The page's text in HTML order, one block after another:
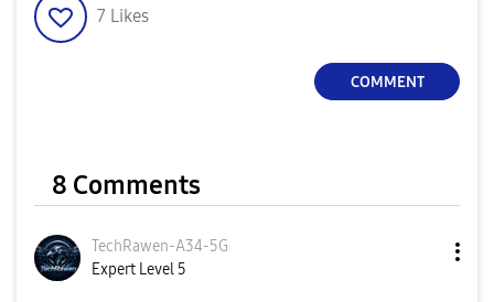
7 Likes
COMMENT
8 Comments
TechRawen-A34-5G
Expert Level 5